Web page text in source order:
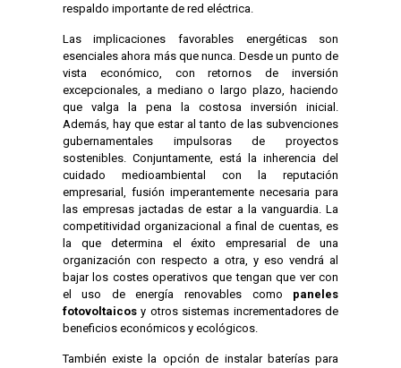
respaldo importante de red eléctrica.
Las implicaciones favorables energéticas son
esenciales ahora más que nunca. Desde un punto de
vista económico, con retornos de inversión
excepcionales, a mediano o largo plazo, haciendo
que valga la pena la costosa inversión inicial.
Además, hay que estar al tanto de las subvenciones
gubernamentales impulsoras de proyectos
sostenibles. Conjuntamente, está la inherencia del
cuidado medioambiental con la reputación
empresarial, fusión imperantemente necesaria para
las empresas jactadas de estar a la vanguardia. La
competitividad organizacional a final de cuentas, es
la que determina el éxito empresarial de una
organización con respecto a otra, y eso vendrá al
bajar los costes operativos que tengan que ver con
el uso de energía renovables como paneles
fotovoltaicosy otros sistemas incrementadores de
beneficios económicos y ecológicos.
También existe la opción de instalar baterías para